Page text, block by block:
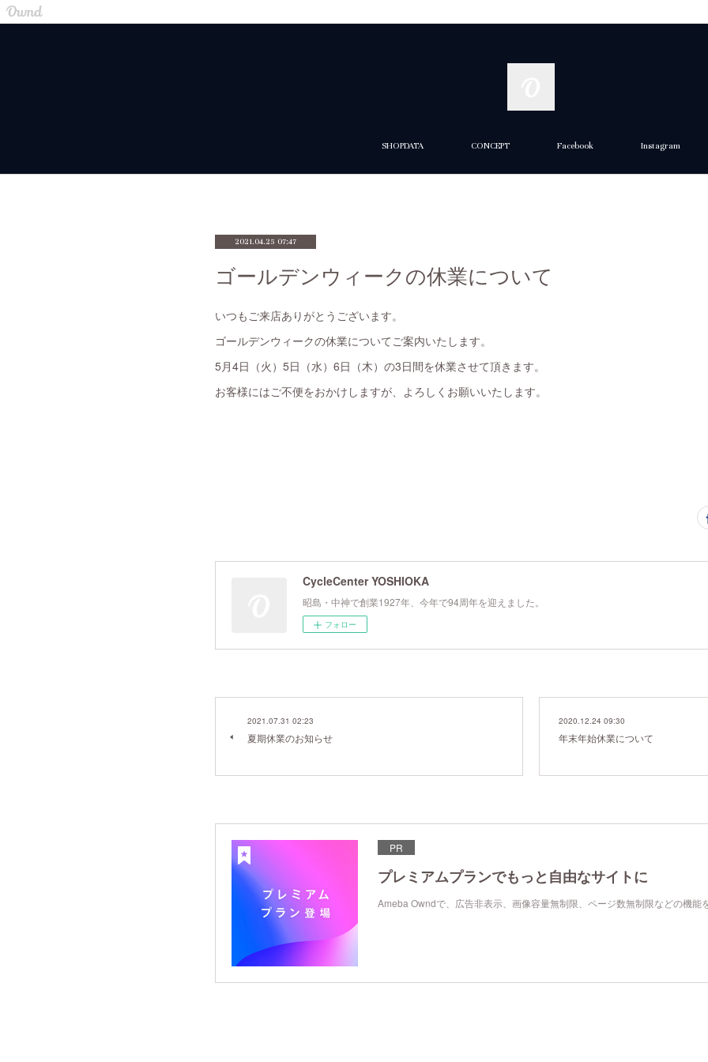
SHOPDATA CONCEPT Facebook Instagram
2021.04.25 07:47
ゴールデンウィークの休業について
いつもご来店ありがとうございます。
ゴールデンウィークの休業についてご案内いたします。
5月4日（火）5日（水）6日（木）の3日間を休業させて頂きます。
お客様にはご不便をおかけしますが、よろしくお願いいたします。
CycleCenter YOSHIOKA
昭島・中神で創業1927年、今年で94周年を迎えました。
フォロー
2021.07.31 02:23
夏期休業のお知らせ
2020.12.24 09:30
年末年始休業について
PR
プレミアムプランでもっと自由なサイトに
Ameba Owndで、広告非表示、画像容量無制限、ページ数無制限などの機能